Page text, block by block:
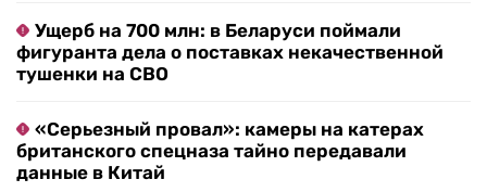
Ущерб на 700 млн: в Беларуси поймали
фигуранта дела о поставках некачественной
тушенки на СВО
«Серьезный провал»: камеры на катерах
британского спецназа тайно передавали
данные в Китай